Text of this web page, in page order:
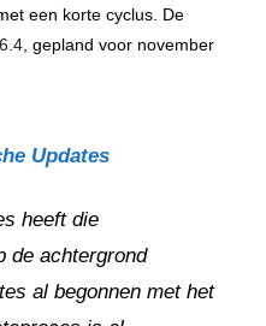
een korte cyclus. De
, gepland voor november
Updates
heeft die
de achtergrond
al begonnen met het